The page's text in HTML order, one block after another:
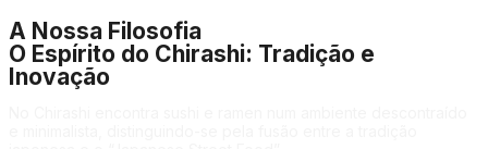
A Nossa Filosofia
O Espírito do Chirashi: Tradição e
Inovação